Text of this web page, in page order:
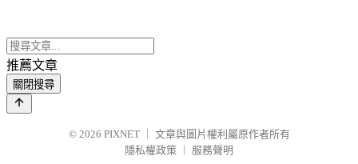
推薦文章
關閉搜尋
© 2026 PIXNET
文章與圖片權利屬原作者所有
隱私權政策
服務聲明